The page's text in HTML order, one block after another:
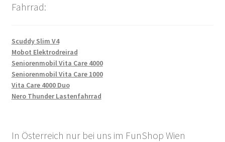
Fahrrad:
Scuddy Slim V4
Mobot Elektrodreirad
Seniorenmobil Vita Care 4000
Seniorenmobil Vita Care 1000
Vita Care 4000 Duo
Nero Thunder Lastenfahrrad
In Österreich nur bei uns im FunShop Wien